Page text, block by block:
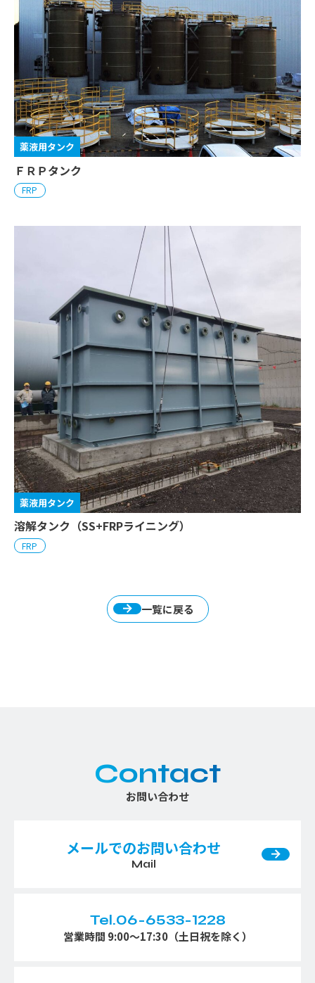
薬液用タンク
ＦＲＰタンク
FRP
薬液用タンク
溶解タンク（SS+FRPライニング）
FRP
一覧に戻る
Contact
お問い合わせ
メールでのお問い合わせ
Mail
Tel.06-6533-1228
営業時間 9:00〜17:30（土日祝を除く）